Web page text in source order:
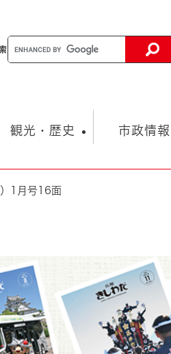
習・スポーツ
とじる
観光・歴史
じる
市政情報
総合計画
とじる
プンデータ
1月号16面